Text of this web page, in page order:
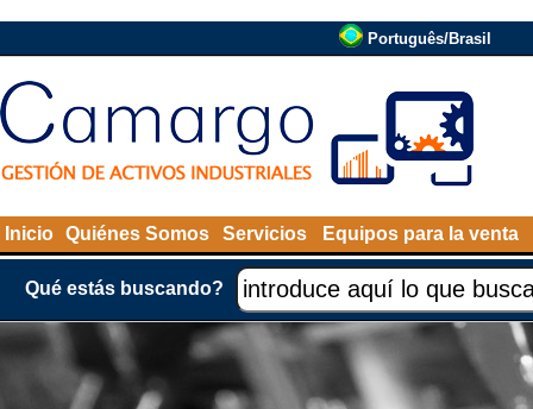
Português/Brasil
Inicio Quiénes Somos Servicios Equipos para la venta
Qué estás buscando?